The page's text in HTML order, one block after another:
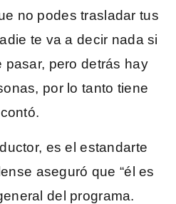
no podes trasladar tus
te va a decir nada si
pasar, pero detrás hay
por lo tanto tiene
es el estandarte
aseguró que “él es
del programa.